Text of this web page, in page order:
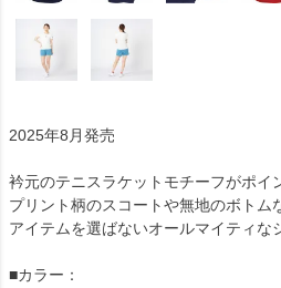
2025年8月発売
衿元のテニスラケットモチーフがポイ
プリント柄のスコートや無地のボトム
アイテムを選ばないオールマイティな
■カラー：